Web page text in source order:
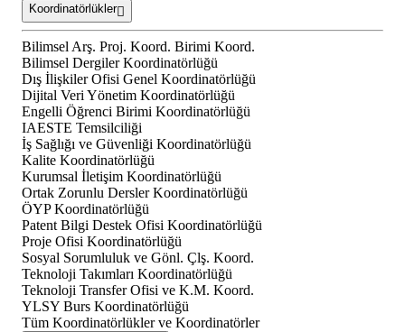
Koordinatörlükler
Bilimsel Arş. Proj. Koord. Birimi Koord.
Bilimsel Dergiler Koordinatörlüğü
Dış İlişkiler Ofisi Genel Koordinatörlüğü
Dijital Veri Yönetim Koordinatörlüğü
Engelli Öğrenci Birimi Koordinatörlüğü
IAESTE Temsilciliği
İş Sağlığı ve Güvenliği Koordinatörlüğü
Kalite Koordinatörlüğü
Kurumsal İletişim Koordinatörlüğü
Ortak Zorunlu Dersler Koordinatörlüğü
ÖYP Koordinatörlüğü
Patent Bilgi Destek Ofisi Koordinatörlüğü
Proje Ofisi Koordinatörlüğü
Sosyal Sorumluluk ve Gönl. Çlş. Koord.
Teknoloji Takımları Koordinatörlüğü
Teknoloji Transfer Ofisi ve K.M. Koord.
YLSY Burs Koordinatörlüğü
Tüm Koordinatörlükler ve Koordinatörler